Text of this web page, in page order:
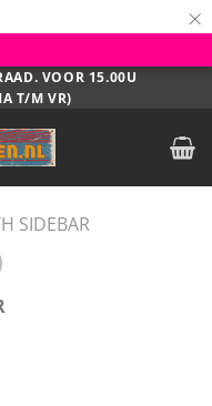
×
VOOR 15.00U
T/M VR)
SIDEBAR